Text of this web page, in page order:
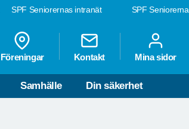
SPF Seniorerna
SPF Seniorernas intranät
Föreningar Kontakt Mina sidor
Samhälle Din säkerhet